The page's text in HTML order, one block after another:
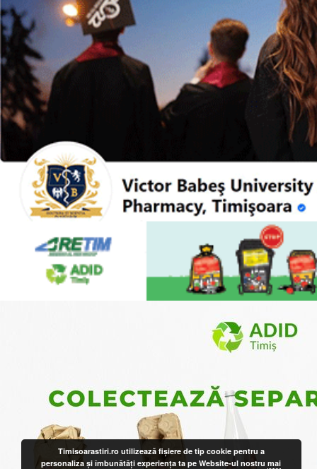
Timisoarastiri.ro utilizează fişiere de tip cookie pentru a
personaliza și îmbunătăți experiența ta pe Website-ul nostrumai